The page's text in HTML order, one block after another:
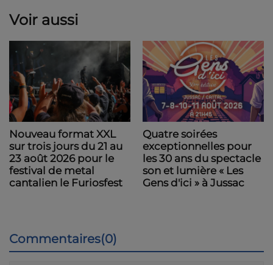
Voir aussi
Nouveau format XXL
sur trois jours du 21 au
23 août 2026 pour le
festival de metal
cantalien le Furiosfest
Quatre soirées
exceptionnelles pour
les 30 ans du spectacle
son et lumière « Les
Gens d'ici » à Jussac
Commentaires(0)